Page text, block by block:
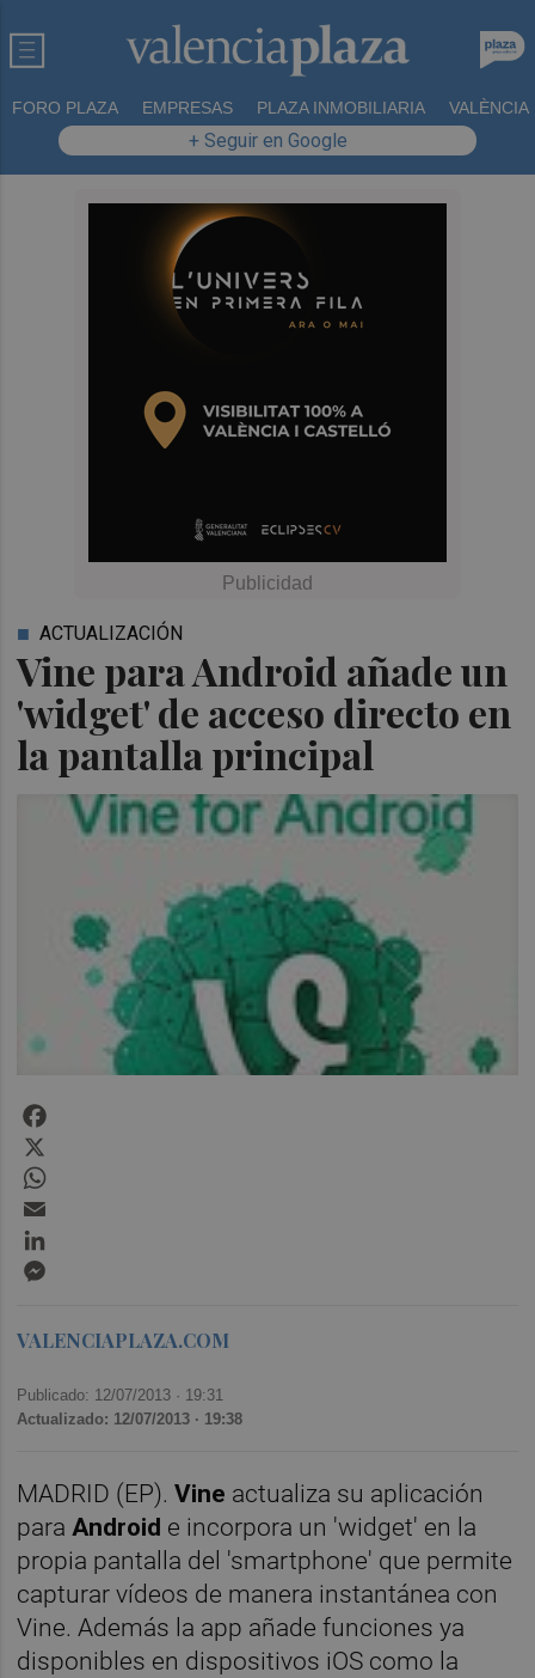
FORO PLAZA EMPRESAS PLAZA INMOBILIARIA VALÈNCIA
+ Seguir en Google
Vine para Android añade un
'widget' de acceso directo en
la pantalla principal
ACTUALIZACIÓN
VALENCIAPLAZA.COM
Publicado: 12/07/2013 · 19:31
Actualizado: 12/07/2013 · 19:38
MADRID (EP).Vine actualiza su aplicación
para Android e incorpora un 'widget' en la
propia pantalla del 'smartphone' que permite
capturar vídeos de manera instantánea con
Vine. Además la app añade funciones ya
disponibles en dispositivos iOS como la